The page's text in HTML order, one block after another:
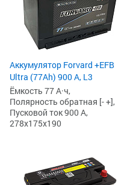
Аккумулятор Forvard +EFB
Ultra (77Ah) 900 А, L3
Ёмкость 77 А·ч,
Полярность обратная [- +],
Пусковой ток 900 А,
278x175x190